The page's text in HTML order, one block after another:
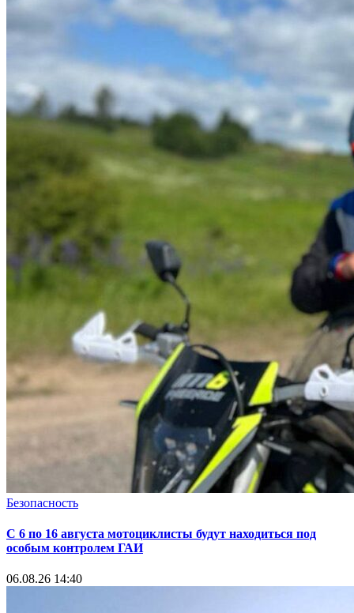
Безопасность
С 6 по 16 августа мотоциклисты будут находиться под
особым контролем ГАИ
06.08.26 14:40